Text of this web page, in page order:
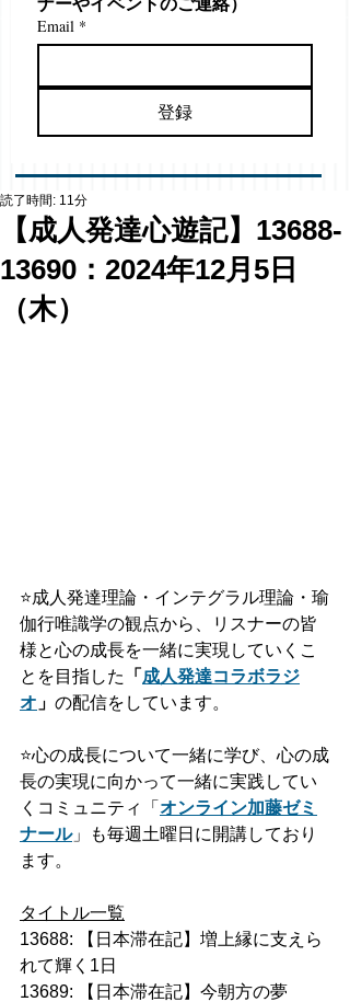
Email *
登録
【成人発達心遊記】13688-
13690：2024年12月5日
（木）
読了時間: 11分
⭐️成人発達理論・インテグラル理論・瑜
伽行唯識学の観点から、リスナーの皆
様と心の成長を一緒に実現していくこ
とを目指した
「 成人発達コラボラジ
オ 」 の配信をしています。
⭐️心の成長について一緒に学び、心の成
長の実現に向かって一緒に実践してい
くコミュニティ「 オンライン加藤ゼミ
ナール」も毎週土曜日に開講しており
ます。
タイトル一覧
13688: 【日本滞在記】増上縁に支えら
れて輝く1日
13689: 【日本滞在記】今朝方の夢